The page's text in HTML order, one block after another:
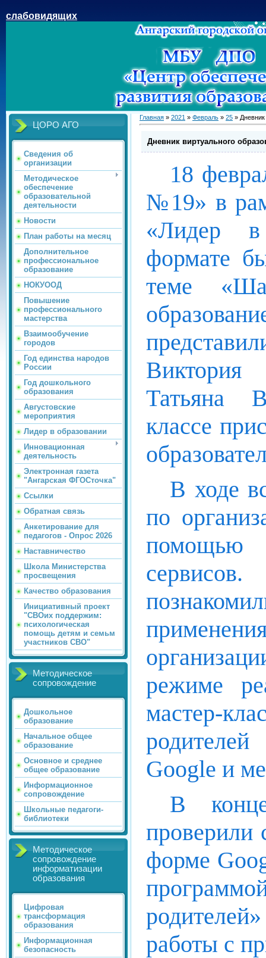
слабовидящих
ЦОРО АГО
Сведения об
организации
Методическое
обеспечение
образовательной
деятельности
Новости
План работы на месяц
Дополнительное
профессиональное
образование
НОКУООД
Повышение
профессионального
мастерства
Взаимообучение
городов
Год единства народов
России
Год дошкольного
образования
Августовские
мероприятия
Лидер в образовании
Инновационная
деятельность
Электронная газета
"Ангарская ФГОСточка"
Ссылки
Обратная связь
Анкетирование для
педагогов - Опрос 2026
Наставничество
Школа Министерства
просвещения
Качество образования
Инициативный проект
"СВОих поддержим:
психологическая
помощь детям и семьм
участников СВО"
Методическое
сопровождение
Дошкольное
образование
Начальное общее
образование
Основное и среднее
общее образование
Информационное
сопровождение
Школьные педагоги-
библиотеки
Методическое
сопровождение
информатизации
образования
Цифровая
трансформация
образования
Информационная
безопасность
Главная » 2021 » Февраль » 25 »
Дневник виртуального
18
№19» в
«Лидер
формате
теме
Татьяна
классе
В ходе
по
режиме
мастер-
Google и
В конце
проверили
форме
работы с